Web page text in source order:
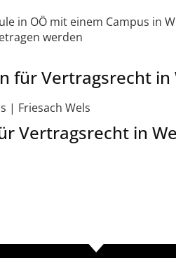
in OÖ mit einem Campus in
werden
für Vertragsrecht in
| Friesach Wels
Vertragsrecht in